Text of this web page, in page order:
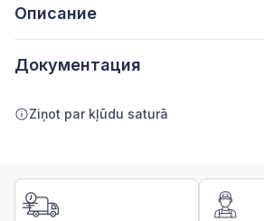
Описание
Документация
Ziņot par kļūdu saturā